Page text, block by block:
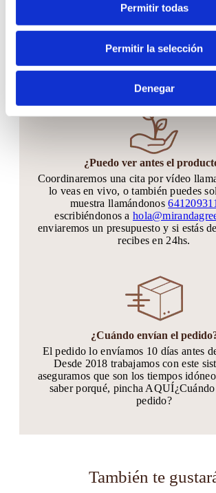
Permitir todas
Permitir la selección
Denegar
¿Cuándo hacer el pedido?
Puedes hacer tu pedido hasta 30 días
gran día. Si quieres quedarte tranquilo
mucho más, sin problema!! Podrás
¿Puedo ver antes el
Coordinaremos una cita por vídeo
lo veas en vivo, o también puedes
muestra llamándonos641209311
escribiéndonos a
enviaremos un presupuesto y si estás
recibes en 24hs.
¿Cuándo envían el
El pedido lo envíamos 10 días antes
Desde 2018 trabajamos con este
aseguramos que son los tiempos
saber porqué, pincha
pedido?
También te